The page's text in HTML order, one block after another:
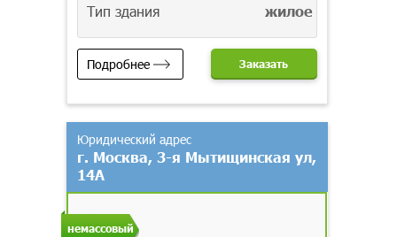
Тип здания
жилое
Подробнее Заказать
немассовый
Юридический адрес
г. Москва, 3-я Мытищинская ул,
14А